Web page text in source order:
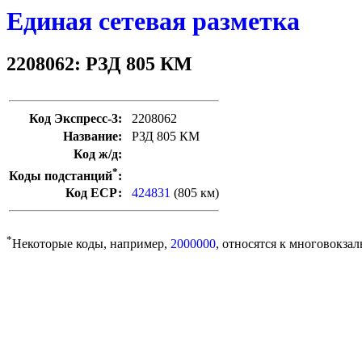
Единая сетевая разметка
2208062: РЗД 805 КМ
Код Экспресс-3:
2208062
Название:
РЗД 805 КМ
Код ж/д:
Коды подстанций*:
Код ЕСР:
424831 (805 км)
*Некоторые коды, например, 2000000, относятся к